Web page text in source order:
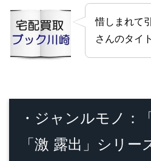
惜しまれて
さんのタイ
・ジャンルモノ：
「激 露出」シリー